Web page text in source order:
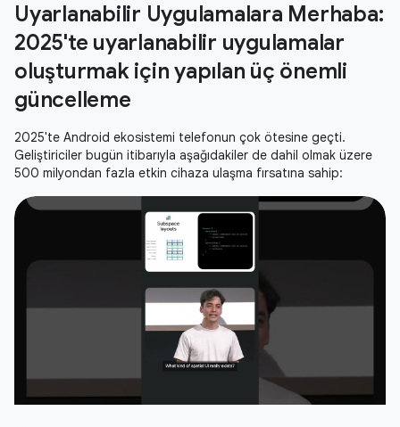
Uyarlanabilir Uygulamalara Merhaba:
2025'te uyarlanabilir uygulamalar
oluşturmak için yapılan üç önemli
güncelleme
2025'te Android ekosistemi telefonun çok ötesine geçti.
Geliştiriciler bugün itibarıyla aşağıdakiler de dahil olmak üzere
500 milyondan fazla etkin cihaza ulaşma fırsatına sahip: